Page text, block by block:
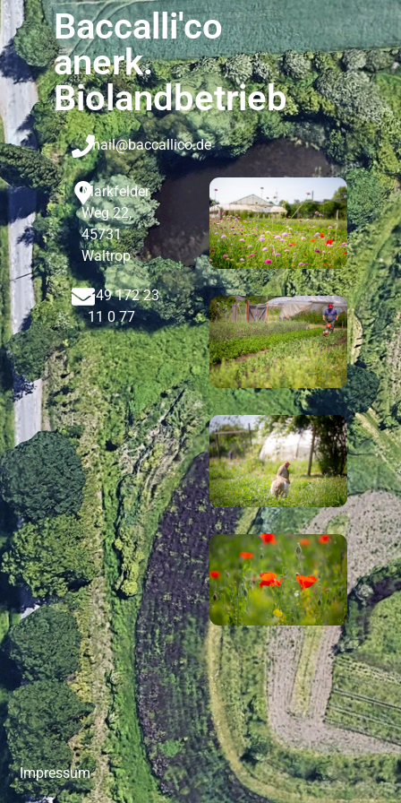
Baccalli'co
anerk.
Biolandbetrieb
mail@baccallico.de
Markfelder
Weg 22,
45731
Waltrop
+49 172 23
11 0 77
Impressum